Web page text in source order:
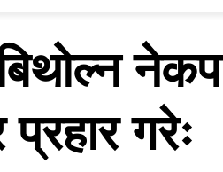
गरेः